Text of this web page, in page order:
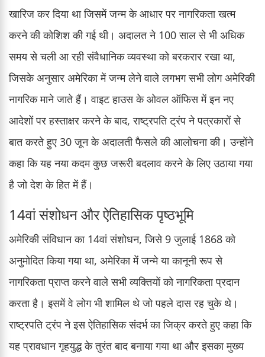
खारिज कर दिया था जिसमें जन्म के आधार पर नागरिकता खत्म
करने की कोशिश की गई थी। अदालत ने 100 साल से भी अधिक
समय से चली आ रही संवैधानिक व्यवस्था को बरकरार रखा था,
जिसके अनुसार अमेरिका में जन्म लेने वाले लगभग सभी लोग अमेरिकी
नागरिक माने जाते हैं। वाइट हाउस के ओवल ऑफिस में इन नए
आदेशों पर हस्ताक्षर करने के बाद, राष्ट्रपति ट्रंप ने पत्रकारों से
बात करते हुए 30 जून के अदालती फैसले की आलोचना की। उन्होंने
कहा कि यह नया कदम कुछ जरूरी बदलाव करने के लिए उठाया गया
है जो देश के हित में हैं।
14वां संशोधन और ऐतिहासिक पृष्ठभूमि
अमेरिकी संविधान का 14वां संशोधन, जिसे 9 जुलाई 1868 को
अनुमोदित किया गया था, अमेरिका में जन्मे या कानूनी रूप से
नागरिकता प्राप्त करने वाले सभी व्यक्तियों को नागरिकता प्रदान
करता है। इसमें वे लोग भी शामिल थे जो पहले दास रह चुके थे।
राष्ट्रपति ट्रंप ने इस ऐतिहासिक संदर्भ का जिक्र करते हुए कहा कि
यह प्रावधान गृहयुद्ध के तुरंत बाद बनाया गया था और इसका मुख्य